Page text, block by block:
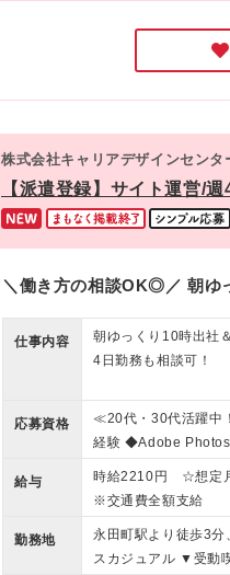
株式会社キャリアデザインセン
【派遣登録】サイト運営/
＼働き方の相談OK◎／ 朝ゆ
仕事内容
朝ゆっくり10時出社
4日勤務も相談可！
応募資格
≪20代・30代活躍中
経験 ◆Adobe
ある方やこれまでの
応募ください！ ※ご
面談までがスムーズ
給与
時給2210円 ☆想定
※交通費全額支給
勤務地
永田町駅より徒歩3
スカジュアル ▼受動